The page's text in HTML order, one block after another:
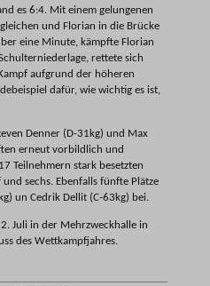
es 6:4. Mit einem gelungenen
und Florian in die Brücke
eine Minute, kämpfte Florian
rettete sich
aufgrund der höheren
dafür, wie wichtig es ist,
Denner (D-31kg) und Max
erneut vorbildlich und
Teilnehmern stark besetzten
sechs. Ebenfalls fünfte Plätze
un Cedrik Dellit (C-63kg) bei.
Juli in der Mehrzweckhalle in
des Wettkampfjahres.